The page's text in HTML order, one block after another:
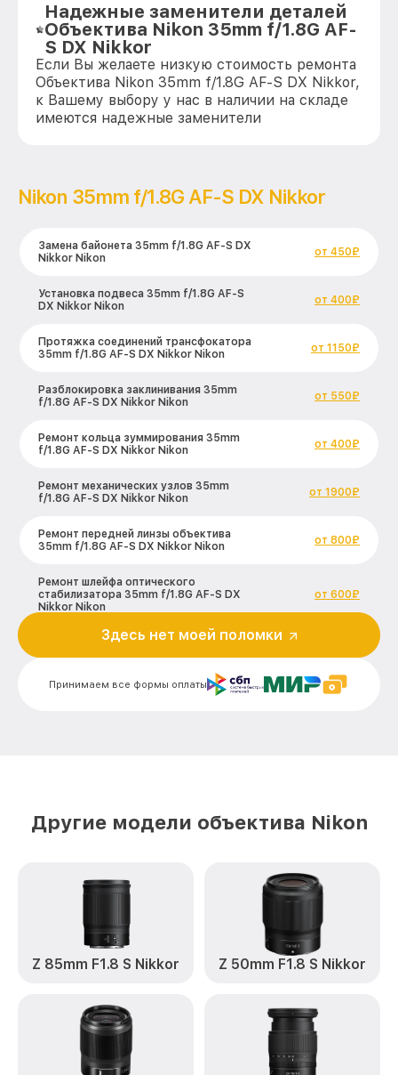
Надежные заменители деталей
Объектива Nikon 35mm f/1.8G AF-
S DX Nikkor
Если Вы желаете низкую стоимость ремонта
Объектива Nikon 35mm f/1.8G AF-S DX Nikkor,
к Вашему выбору у нас в наличии на складе
имеются надежные заменители
Nikon 35mm f/1.8G AF-S DX Nikkor
Замена байонета 35mm f/1.8G AF-S DX
Nikkor Nikon
от 450₽
Установка подвеса 35mm f/1.8G AF-S
DX Nikkor Nikon
от 400₽
Протяжка соединений трансфокатора
35mm f/1.8G AF-S DX Nikkor Nikon
от 1150₽
Разблокировка заклинивания 35mm
f/1.8G AF-S DX Nikkor Nikon
от 550₽
Ремонт кольца зуммирования 35mm
f/1.8G AF-S DX Nikkor Nikon
от 400₽
Ремонт механических узлов 35mm
f/1.8G AF-S DX Nikkor Nikon
от 1900₽
Ремонт передней линзы объектива
35mm f/1.8G AF-S DX Nikkor Nikon
от 800₽
Ремонт шлейфа оптического
стабилизатора 35mm f/1.8G AF-S DX
Nikkor Nikon
от 600₽
Ремонт электроники 35mm f/1.8G AF-S
DX Nikkor Nikon
Устранение механических повреждений
от 900₽
Замена электронной платы 35mm f/1.8G
Замена узла диафрагмы 35mm f/1.8G
AF-S DX Nikkor Nikon
от 1200₽
Замена мотора 35mm f/1.8G AF-S DX
Nikkor Nikon
от 1800₽
Замена корпуса 35mm f/1.8G AF-S DX
Nikkor Nikon
от 400₽
Принимаем все формы оплаты
Здесь нет моей поломки
Другие модели объектива Nikon
Z 85mm F1.8 S Nikkor Z 50mm F1.8 S Nikkor